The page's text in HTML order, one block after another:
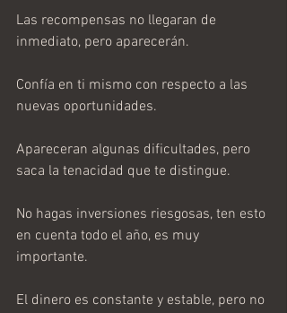
Las recompensas no llegaran de
inmediato, pero aparecerán.
Confía en ti mismo con respecto a las
nuevas oportunidades.
Apareceran algunas dificultades, pero
saca la tenacidad que te distingue.
No hagas inversiones riesgosas, ten esto
en cuenta todo el año, es muy
importante.
El dinero es constante y estable, pero no